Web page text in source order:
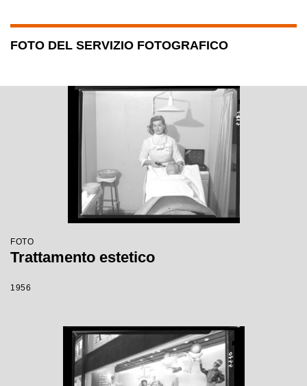
FOTO DEL SERVIZIO FOTOGRAFICO
FOTO
Trattamento estetico
1956